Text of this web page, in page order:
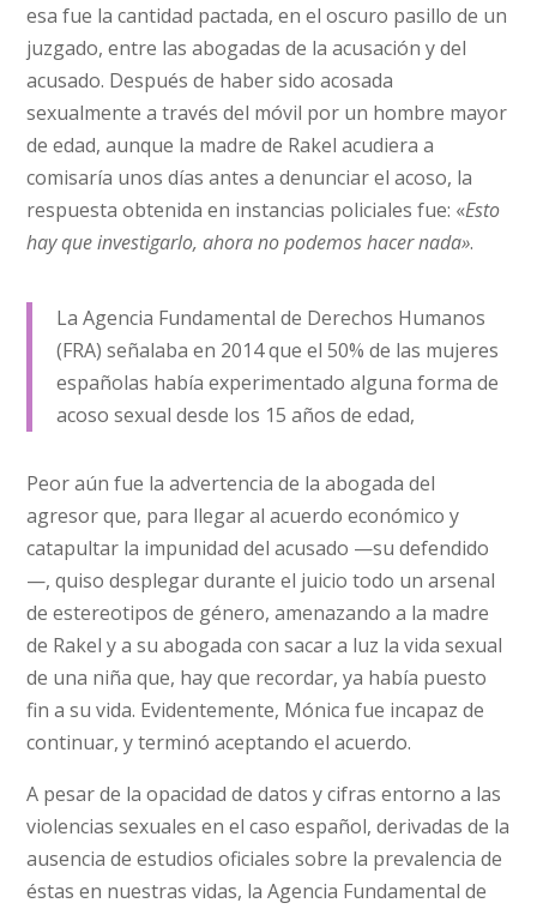
esa fue la cantidad pactada, en el oscuro pasillo de un
juzgado, entre las abogadas de la acusación y del
acusado. Después de haber sido acosada
sexualmente a través del móvil por un hombre mayor
de edad, aunque la madre de Rakel acudiera a
comisaría unos días antes a denunciar el acoso, la
respuesta obtenida en instancias policiales fue: «Esto
hay que investigarlo, ahora no podemos hacer nada».
La Agencia Fundamental de Derechos Humanos
(FRA) señalaba en 2014 que el 50% de las mujeres
españolas había experimentado alguna forma de
acoso sexual desde los 15 años de edad,
Peor aún fue la advertencia de la abogada del
agresor que, para llegar al acuerdo económico y
catapultar la impunidad del acusado —su defendido
—, quiso desplegar durante el juicio todo un arsenal
de estereotipos de género, amenazando a la madre
de Rakel y a su abogada con sacar a luz la vida sexual
de una niña que, hay que recordar, ya había puesto
fin a su vida. Evidentemente, Mónica fue incapaz de
continuar, y terminó aceptando el acuerdo.
A pesar de la opacidad de datos y cifras entorno a las
violencias sexuales en el caso español, derivadas de la
ausencia de estudios oficiales sobre la prevalencia de
éstas en nuestras vidas, la Agencia Fundamental de